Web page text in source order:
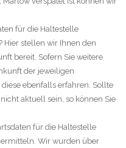
für die Haltestelle
Hier stellen wir Ihnen den
bereit. Sofern Sie weitere
der jeweiligen
ebenfalls erfahren. Sollte
aktuell sein, so können Sie
für die Haltestelle
Wir wurden über